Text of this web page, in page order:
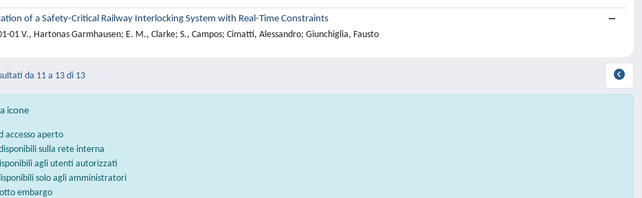
of a Safety-Critical Railway Interlocking System with Real-Time Constraints
01 V., Hartonas Garmhausen; E. M., Clarke; S., Campos; Cimatti, Alessandro; Giunchiglia, Fausto
da 11 a 13 di 13
icone
accesso aperto
sulla rete interna
agli utenti autorizzati
solo agli amministratori
embargo